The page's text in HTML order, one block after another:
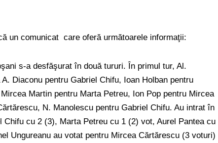
un comunicat care oferă următoarele informaţii:
s-a desfăşurat în două tururi. În primul tur, Al.
Diaconu pentru Gabriel Chifu, Ioan Holban pentru
Martin pentru Marta Petreu, Ion Pop pentru Mircea
N. Manolescu pentru Gabriel Chifu. Au intrat în
cu 2 (3), Marta Petreu cu 1 (2) vot, Aurel Pantea cu
Ungureanu au votat pentru Mircea Cărtărescu (3 voturi)